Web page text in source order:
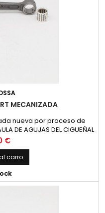
MECANIZADA
nueva por proceso de
DE AGUJAS DEL CIGUEÑAL
Diametro superior: 20 mm.
: 22.15 x 50 mm. Jaula
inferior: 22x28x13
€
carro